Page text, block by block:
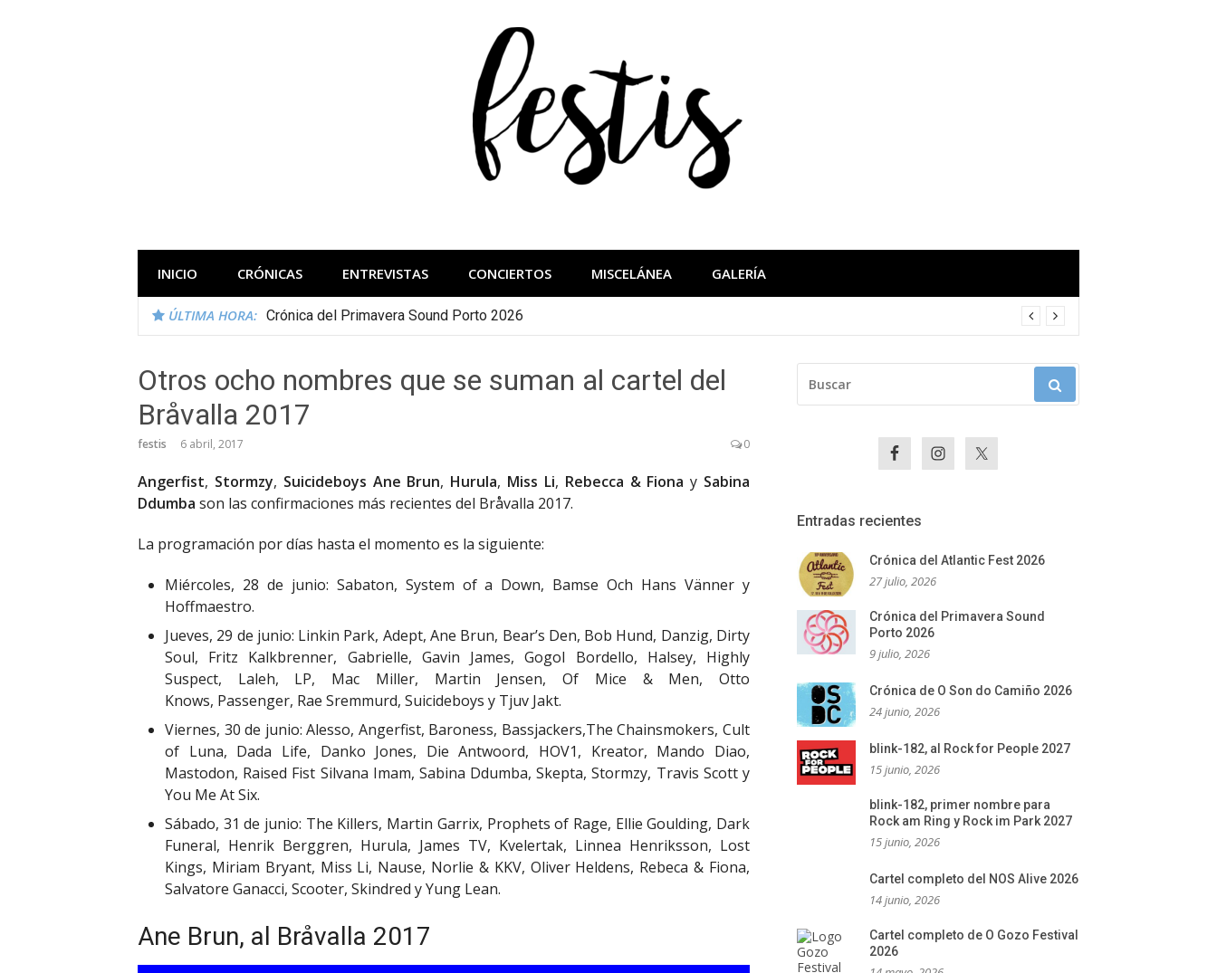
INICIO CRÓNICAS ENTREVISTAS CONCIERTOS MISCELÁNEA GALERÍA
ÚLTIMA HORA: Crónica del Primavera Sound Porto 2026
Otros ocho nombres que se suman al cartel del
Bråvalla 2017
festis 6 abril, 2017 0
Angerfist, Stormzy, Suicideboys Ane Brun, Hurula, Miss Li, Rebecca & Fiona y Sabina
Ddumba son las confirmaciones más recientes del Bråvalla 2017.
La programación por días hasta el momento es la siguiente:
Miércoles, 28 de junio: Sabaton, System of a Down, Bamse Och Hans Vänner y
Hoffmaestro.
Jueves, 29 de junio: Linkin Park, Adept, Ane Brun, Bear’s Den, Bob Hund, Danzig, Dirty
Soul, Fritz Kalkbrenner, Gabrielle, Gavin James, Gogol Bordello, Halsey, Highly
Suspect, Laleh, LP, Mac Miller, Martin Jensen, Of Mice & Men, Otto
Knows, Passenger, Rae Sremmurd, Suicideboys y Tjuv Jakt.
Viernes, 30 de junio: Alesso, Angerfist, Baroness, Bassjackers,The Chainsmokers, Cult
of Luna, Dada Life, Danko Jones, Die Antwoord, HOV1, Kreator, Mando Diao,
Mastodon, Raised Fist Silvana Imam, Sabina Ddumba, Skepta, Stormzy, Travis Scott y
You Me At Six.
Sábado, 31 de junio: The Killers, Martin Garrix, Prophets of Rage, Ellie Goulding, Dark
Funeral, Henrik Berggren, Hurula, James TV, Kvelertak, Linnea Henriksson, Lost
Kings, Miriam Bryant, Miss Li, Nause, Norlie & KKV, Oliver Heldens, Rebeca & Fiona,
Salvatore Ganacci, Scooter, Skindred y Yung Lean.
Ane Brun, al Bråvalla 2017
Entradas recientes
Crónica del Atlantic Fest 2026
27 julio, 2026
Crónica del Primavera Sound
Porto 2026
9 julio, 2026
Crónica de O Son do Camiño 2026
24 junio, 2026
blink-182, al Rock for People 2027
15 junio, 2026
blink-182, primer nombre para
Rock am Ring y Rock im Park 2027
15 junio, 2026
Cartel completo del NOS Alive 2026
14 junio, 2026
Cartel completo de O Gozo Festival
2026